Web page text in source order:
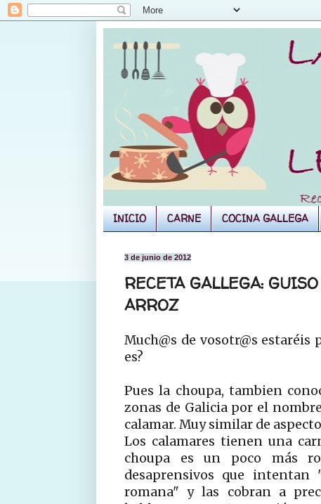
INICIO CARNE COCINA GALLEGA
3 de junio de 2012
RECETA GALLEGA:
ARROZ
Much@s de vosotr@s estaréis
es?
Pues la choupa, tambien
zonas de Galicia por el
calamar. Muy similar de
Los calamares tienen una
choupa es un poco más
desaprensivos que
romana" y las cobran a